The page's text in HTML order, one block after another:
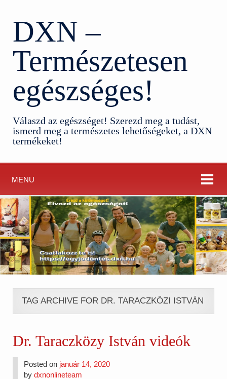
DXN –
Természetesen
egészséges!
Válaszd az egészséget! Szerezd meg a tudást,
ismerd meg a természetes lehetőségeket, a DXN
termékeket!
MENU
TAG ARCHIVE FOR DR. TARACZKÖZI ISTVÁN
Dr. Taraczközy István videók
Posted on január 14, 2020
bydxnonlineteam